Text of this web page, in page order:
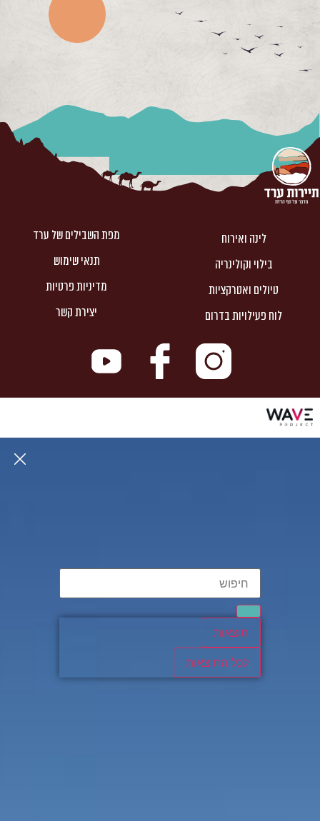
לינה ואירוח
בילוי וקולינריה
טיולים ואטרקציות
לוח פעילויות בדרום
מפת השבילים של ערד
תנאי שימוש
מדיניות פרטיות
יצירת קשר
תוצאות
לכל התוצאות